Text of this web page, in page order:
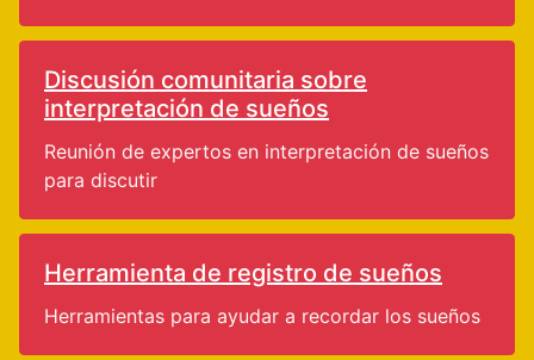
Discusión comunitaria sobre
interpretación de sueños
Reunión de expertos en interpretación de sueños
para discutir
Herramienta de registro de sueños
Herramientas para ayudar a recordar los sueños